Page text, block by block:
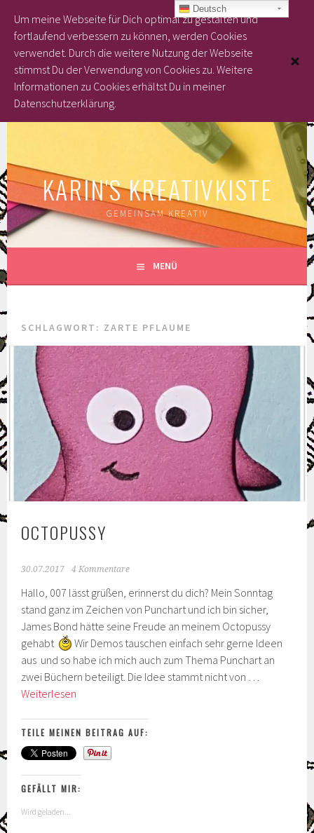
Inhalt
KARIN'S KREATIVKISTE
GEMEINSAM KREATIV
MENÜ
SCHLAGWORT: ZARTE PFLAUME
OCTOPUSSY
30.07.2017 4 Kommentare
Hallo, 007 lässt grüßen, erinnerst du dich? Mein Sonntag
stand ganz im Zeichen von Punchart und ich bin sicher,
James Bond hätte seine Freude an meinem Octopussy
gehabt
Wir Demos tauschen einfach sehr gerne Ideen
aus und so habe ich mich auch zum Thema Punchart an
zwei Büchern beteiligt. Die Idee stammt nicht von …
Weiterlesen
TEILE MEINEN BEITRAG AUF:
GEFÄLLT MIR:
Wird geladen...
Deutsch
Um meine Webseite für Dich optimal zu gestalten und
fortlaufend verbessern zu können, werden Cookies
verwendet. Durch die weitere Nutzung der Webseite
stimmst Du der Verwendung von Cookies zu. Weitere
Informationen zu Cookies erhältst Du in meiner
Datenschutzerklärung.